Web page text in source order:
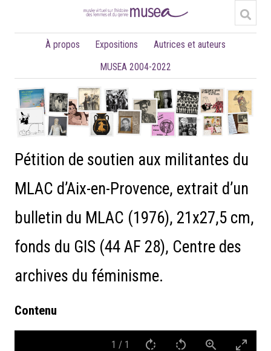
À propos Expositions
Autrices et auteurs
MUSEA 2004-2022
Pétition de soutien aux militantes du
MLAC d’Aix-en-Provence, extrait d’un
bulletin du MLAC (1976), 21x27,5 cm,
fonds du GIS (44 AF 28), Centre des
archives du féminisme.
Contenu
1 / 1